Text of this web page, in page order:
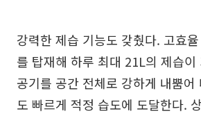
강력한 제습 기능도 갖췄다. 고효
를 탑재해 하루 최대 21L의 제습이
공기를 공간 전체로 강하게 내뿜어
도 빠르게 적정 습도에 도달한다.